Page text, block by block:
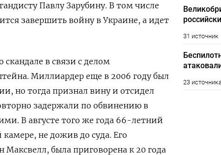
Павлу Зарубину. В том числе
завершить войну в Украине, а идет
в связи с делом
Миллиардер еще в 2006 году был
но тогда признал вину и отсидел
задержали по обвинению в
В августе того же года 66-летний
не дожив до суда. Его
была приговорена к 20 года